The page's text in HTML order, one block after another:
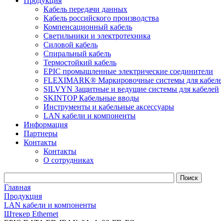
Кабель передачи данных
Кабель российского производства
Компенсационный кабель
Светильники и электротехника
Силовой кабель
Спиральный кабель
Термостойкий кабель
EPIC промышленные электрические соединители
FLEXIMARK® Маркировочные системы для
SILVYN Защитные и ведущие системы для кабелей
SKINTOP Кабельные вводы
Инструменты и кабельные аксессуары
LAN кабели и компоненты
Информация
Партнеры
Контакты
Контакты
О сотрудниках
Главная
Продукция
LAN кабели и компоненты
Штекер Ethernet